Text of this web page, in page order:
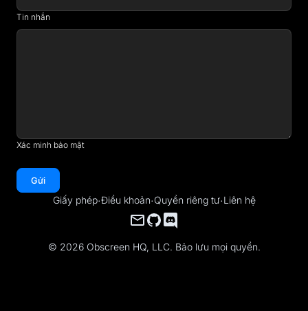
Tin nhắn
Xác minh bảo mật
Gửi
Giấy phép·Điều khoản·Quyền riêng tư·Liên hệ
© 2026 Obscreen HQ, LLC. Bảo lưu mọi quyền.